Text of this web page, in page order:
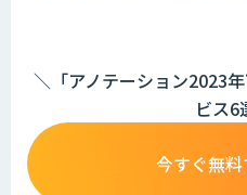
＼「アノテーション2023
ビス6
今すぐ無